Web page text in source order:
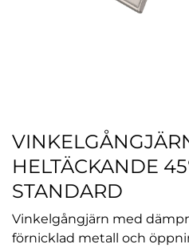
HELTÄCKANDE
STANDARD
Vinkelgångjärn med
förnicklad metall och